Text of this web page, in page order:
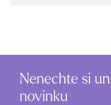
Nenechte si
novinku